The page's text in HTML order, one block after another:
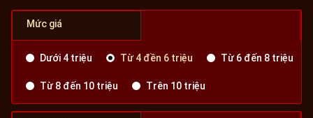
Mức giá
Dưới 4 triệu Từ 4 đền 6 triệu Từ 6 đến 8 triệu
Từ 8 đến 10 triệu Trên 10 triệu